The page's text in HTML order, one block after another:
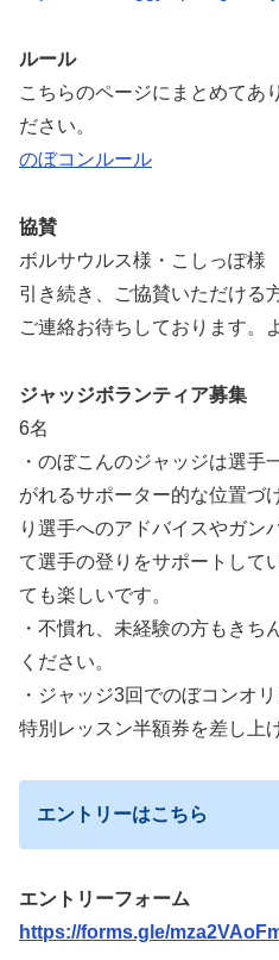
ルール
こちらのページにまとめてあ
ださい。
のぼコンルール
協賛
ボルサウルス様・こしっぽ様
引き続き、ご協賛いただける
ご連絡お待ちしております。
ジャッジボランティア募集
6名
・のぼこんのジャッジは選手
がれるサポーター的な位置づ
り選手へのアドバイスやガン
て選手の登りをサポートして
ても楽しいです。
・不慣れ、未経験の方もき
ください。
・ジャッジ3回でのぼコンオ
特別レッスン半額券を差し上
エントリーはこちら
エントリーフォーム
https://forms.gle/